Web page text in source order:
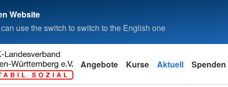
Website
use the switch to switch to the English one
Angebote Kurse Aktuell Spenden